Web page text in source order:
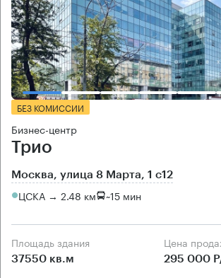
БЕЗ КОМИССИИ
Бизнес-центр
Трио
Москва, улица 8 Марта, 1 с12
ЦСКА → 2.48 км ~15 мин
Площадь здания
37550 кв.м
Цена
295 000